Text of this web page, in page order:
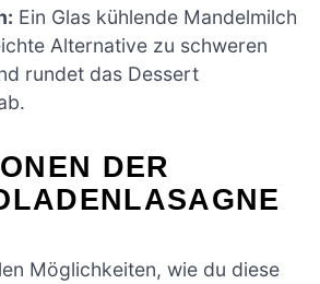
Ein Glas kühlende Mandelmilch
Alternative zu schweren
rundet das Dessert
DER
Möglichkeiten, wie du diese